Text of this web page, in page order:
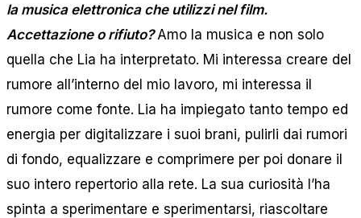
la musica elettronica che utilizzi nel film.
Accettazione o rifiuto?Amo la musica e non solo
quella che Lia ha interpretato. Mi interessa creare del
rumore all’interno del mio lavoro, mi interessa il
rumore come fonte. Lia ha impiegato tanto tempo ed
energia per digitalizzare i suoi brani, pulirli dai rumori
di fondo, equalizzare e comprimere per poi donare il
suo intero repertorio alla rete. La sua curiosità l’ha
spinta a sperimentare e sperimentarsi, riascoltare